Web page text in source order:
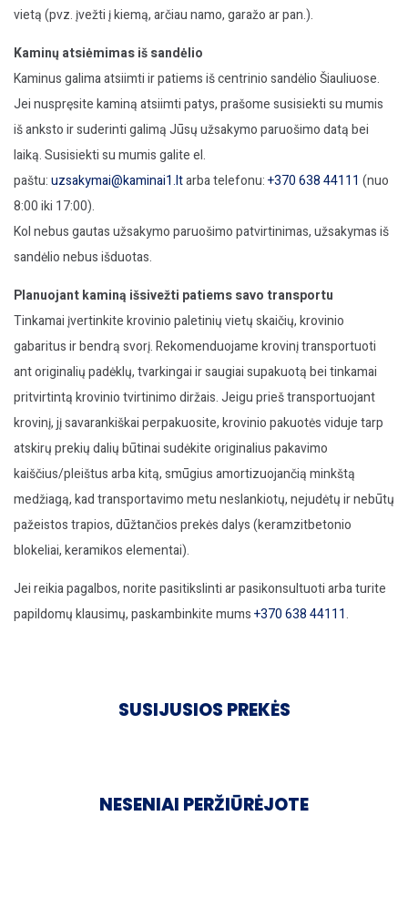
vietą (pvz. įvežti į kiemą, arčiau namo, garažo ar pan.).
Kaminų atsiėmimas iš sandėlio
Kaminus galima atsiimti ir patiems iš centrinio sandėlio Šiauliuose.
Jei nuspręsite kaminą atsiimti patys, prašome susisiekti su mumis
iš anksto ir suderinti galimą Jūsų užsakymo paruošimo datą bei
laiką. Susisiekti su mumis galite el.
paštu:uzsakymai@kaminai1.ltarba telefonu:+370 638 44111 (nuo
8:00 iki 17:00).
Kol nebus gautas užsakymo paruošimo patvirtinimas, užsakymas iš
sandėlio nebus išduotas.
Planuojant kaminą išsivežti patiems savo transportu
Tinkamai įvertinkite krovinio paletinių vietų skaičių, krovinio
gabaritus ir bendrą svorį. Rekomenduojame krovinį transportuoti
ant originalių padėklų, tvarkingai ir saugiai supakuotą bei tinkamai
pritvirtintą krovinio tvirtinimo diržais. Jeigu prieš transportuojant
krovinį, jį savarankiškai perpakuosite, krovinio pakuotės viduje tarp
atskirų prekių dalių būtinai sudėkite originalius pakavimo
kaiščius/pleištus arba kitą, smūgius amortizuojančią minkštą
medžiagą, kad transportavimo metu neslankiotų, nejudėtų ir nebūtų
pažeistos trapios, dūžtančios prekės dalys (keramzitbetonio
blokeliai, keramikos elementai).
Jei reikia pagalbos, norite pasitikslinti ar pasikonsultuoti arba turite
papildomų klausimų, paskambinkite mums+370 638 44111.
SUSIJUSIOS PREKĖS
NESENIAI PERŽIŪRĖJOTE